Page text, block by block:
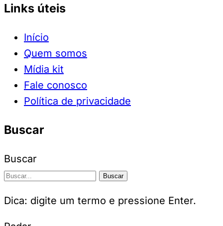
Links úteis
Início
Quem somos
Mídia kit
Fale conosco
Política de privacidade
Buscar
Buscar
Buscar
Dica: digite um termo e pressione Enter.